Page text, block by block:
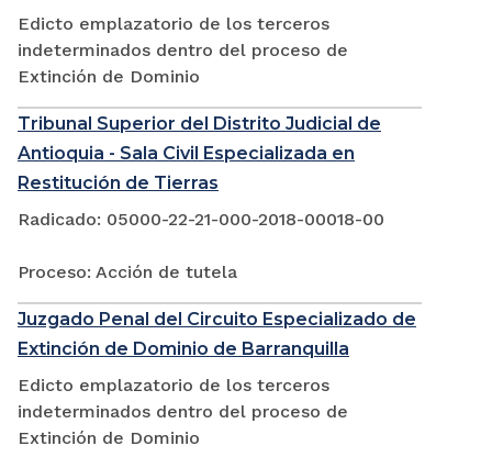
Edicto emplazatorio de los terceros
indeterminados dentro del proceso de
Extinción de Dominio
Tribunal Superior del Distrito Judicial de
Antioquia - Sala Civil Especializada en
Restitución de Tierras
Radicado: 05000-22-21-000-2018-00018-00
Proceso: Acción de tutela
Juzgado Penal del Circuito Especializado de
Extinción de Dominio de Barranquilla
Edicto emplazatorio de los terceros
indeterminados dentro del proceso de
Extinción de Dominio